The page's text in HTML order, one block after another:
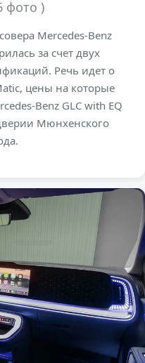
фото )
Mercedes-Benz
за счет двух
Речь идет о
цены на которые
Benz GLC with EQ
Мюнхенского